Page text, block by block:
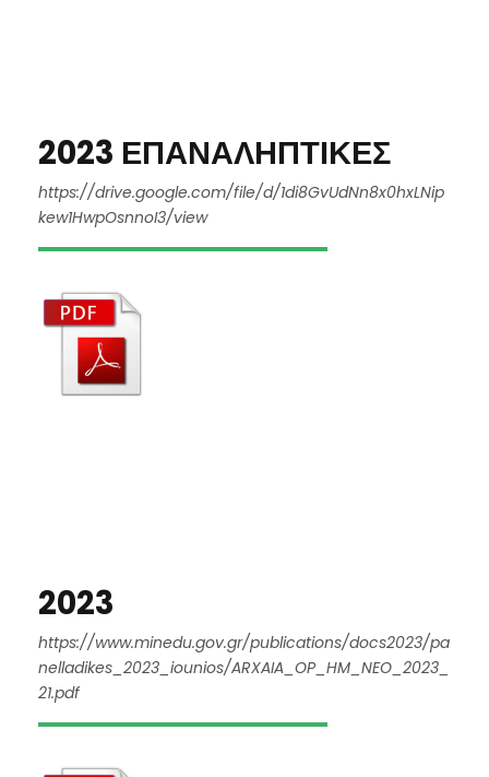
2023 ΕΠΑΝΑΛΗΠΤΙΚΕΣ
https://drive.google.com/file/d/1di8GvUdNn8x0hxLNip
kew1HwpOsnnoI3/view
2023
https://www.minedu.gov.gr/publications/docs2023/pa
nelladikes_2023_iounios/ARXAIA_OP_HM_NEO_2023_
21.pdf